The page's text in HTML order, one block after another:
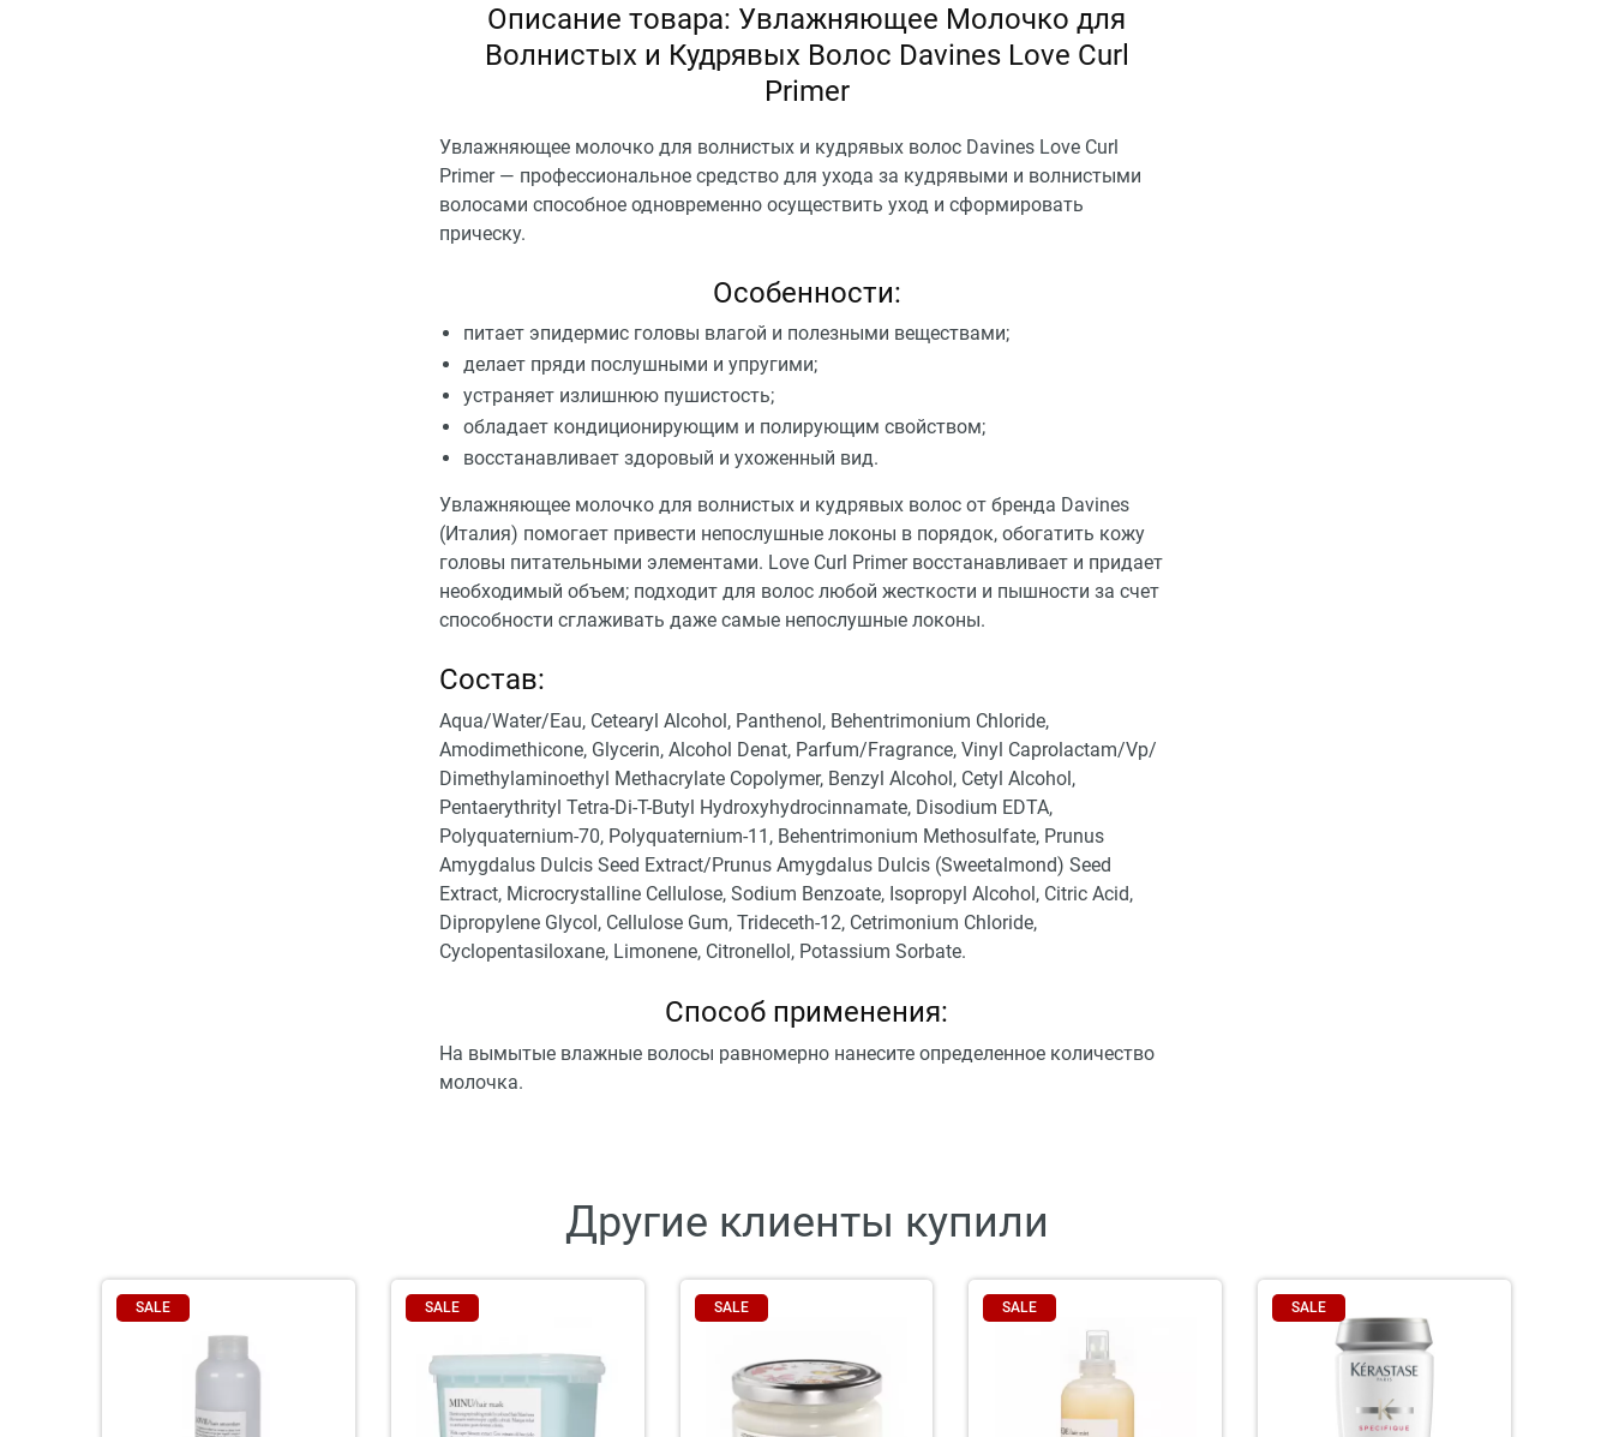
Описание товара: Увлажняющее Молочко для
Волнистых и Кудрявых Волос Davines Love Curl
Primer
Увлажняющее молочко для волнистых и кудрявых волос Davines Love Curl
Primer — профессиональное средство для ухода за кудрявыми и волнистыми
волосами способное одновременно осуществить уход и сформировать
прическу.
Особенности:
питает эпидермис головы влагой и полезными веществами;
делает пряди послушными и упругими;
устраняет излишнюю пушистость;
обладает кондиционирующим и полирующим свойством;
восстанавливает здоровый и ухоженный вид.
Увлажняющее молочко для волнистых и кудрявых волос от бренда Davines
(Италия) помогает привести непослушные локоны в порядок, обогатить кожу
головы питательными элементами. Love Curl Primer восстанавливает и придает
необходимый объем; подходит для волос любой жесткости и пышности за счет
способности сглаживать даже самые непослушные локоны.
Состав:
Aqua/​Water/​Eau, Cetearyl Alcohol, Panthenol, Behentrimonium Chloride,
Amodimethicone, Glycerin, Alcohol Denat, Parfum/​Fragrance, Vinyl Caprolactam/​Vp/​
Dimethylaminoethyl Methacrylate Copolymer, Benzyl Alcohol, Cetyl Alcohol,
Pentaerythrityl Tetra-Di-T-Butyl Hydroxyhydrocinnamate, Disodium EDTA,
Polyquaternium-70, Polyquaternium-11, Behentrimonium Methosulfate, Prunus
Amygdalus Dulcis Seed Extract/​Prunus Amygdalus Dulcis (Sweetalmond) Seed
Extract, Microcrystalline Cellulose, Sodium Benzoate, Isopropyl Alcohol, Citric Acid,
Dipropylene Glycol, Cellulose Gum, Trideceth-12, Cetrimonium Chloride,
Cyclopentasiloxane, Limonene, Citronellol, Potassium Sorbate.
Способ применения:
На вымытые влажные волосы равномерно нанесите определенное количество
молочка.
Другие клиенты купили
SALE SALE SALE SALE SALE